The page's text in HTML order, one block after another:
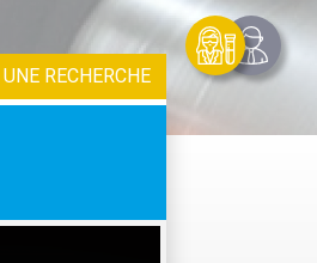
RECHERCHE